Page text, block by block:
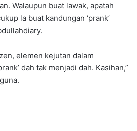
Walaupun buat lawak, apatah
la buat kandungan ‘prank’
elemen kejutan dalam
dah tak menjadi dah. Kasihan,”